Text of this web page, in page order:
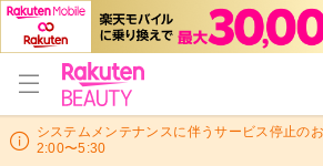
システムメンテナンスに伴うサービス停止の
2:00〜5:30